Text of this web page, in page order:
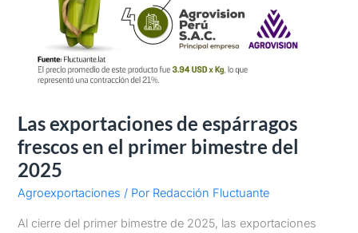
Las exportaciones de espárragos
frescos en el primer bimestre del
2025
Agroexportaciones / Por Redacción Fluctuante
Al cierre del primer bimestre de 2025, las exportaciones